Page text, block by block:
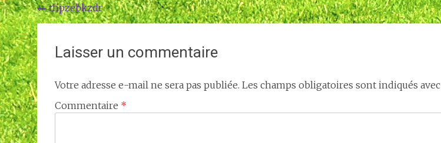
Navigation
de
l'article
←thpzebkzdr
Laisser un commentaire
Votre adresse e-mail ne sera pas publiée. Les champs obligatoires sont indiqués avec
Commentaire *